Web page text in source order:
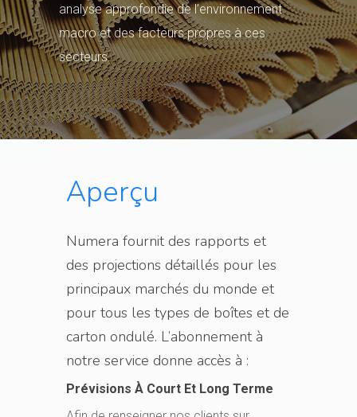
analyse approfondie de l’environnement
macro et des facteurs propres à ces
secteurs.
Aperçu
Numera fournit des rapports et
des projections détaillés pour les
principaux marchés du monde et
pour tous les types de boîtes et de
carton ondulé. L’abonnement à
notre service donne accès à :
Prévisions À Court Et Long Terme